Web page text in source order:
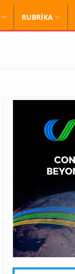
RUBRİKA